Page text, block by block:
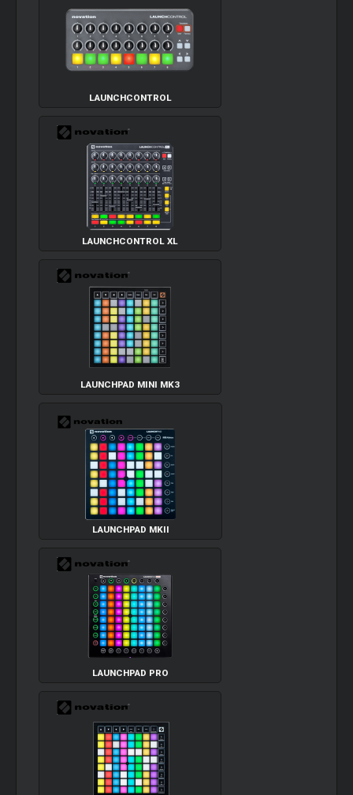
LAUNCHCONTROL
LAUNCHCONTROL XL
LAUNCHPAD MINI MK3
LAUNCHPAD MKII
LAUNCHPAD PRO